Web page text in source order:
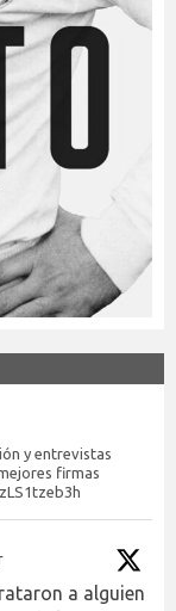
y entrevistas
firmas
a alguien